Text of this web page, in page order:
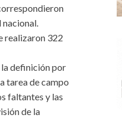
nacional.
realizaron 322
definición por
tarea de campo
faltantes y las
de la